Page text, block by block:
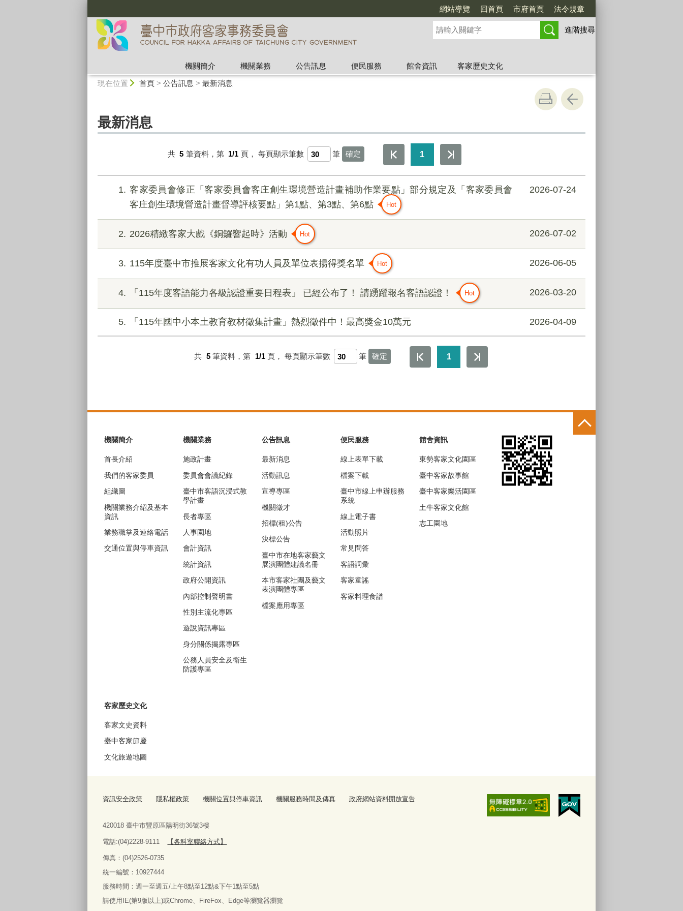
網站導覽 回首頁 市府首頁 法令規章
進階搜尋
機關簡介 機關業務 公告訊息 便民服務 館舍資訊
客家歷史文化
現在位置 首頁> 公告訊息 > 最新消息
最新消息
共 5 筆資料，第 1/1 頁， 每頁顯示筆數 筆 1
1
客家委員會修正「客家委員會客庄創生環境營造計畫補助作業要點」部分規定及「客家委員會
客庄創生環境營造計畫督導評核要點」第1點、第3點、第6點
2026-07-24
2 2026精緻客家大戲《銅鑼響起時》活動 2026-07-02
3 115年度臺中市推展客家文化有功人員及單位表揚得獎名單 2026-06-05
4 「115年度客語能力各級認證重要日程表」 已經公布了！ 請踴躍報名客語認證！ 2026-03-20
5 「115年國中小本土教育教材徵集計畫」熱烈徵件中！最高獎金10萬元 2026-04-09
共 5 筆資料，第 1/1 頁， 每頁顯示筆數 筆 1
機關簡介
首長介紹
我們的客家委員
組織圖
機關業務介紹及基本
資訊
業務職掌及連絡電話
交通位置與停車資訊
機關業務
施政計畫
委員會會議紀錄
臺中市客語沉浸式教
學計畫
長者專區
人事園地
會計資訊
統計資訊
政府公開資訊
內部控制聲明書
性別主流化專區
遊說資訊專區
身分關係揭露專區
公務人員安全及衛生
防護專區
公告訊息
最新消息
活動訊息
宣導專區
機關徵才
招標(租)公告
決標公告
臺中市在地客家藝文
展演團體建議名冊
本市客家社團及藝文
表演團體專區
檔案應用專區
便民服務
線上表單下載
檔案下載
臺中市線上申辦服務
系統
線上電子書
活動照片
常見問答
客語詞彙
客家童謠
客家料理食譜
館舍資訊
東勢客家文化園區
臺中客家故事館
臺中客家樂活園區
土牛客家文化館
志工園地
客家歷史文化
客家文史資料
臺中客家節慶
文化旅遊地圖
資訊安全政策 隱私權政策 機關位置與停車資訊 機關服務時間及傳真 政府網站資料開放宣告
420018 臺中市豐原區陽明街36號3樓
電話:(04)2228-9111 【各科室聯絡方式】
傳真：(04)2526-0735
統一編號：10927444
服務時間：週一至週五/上午8點至12點&下午1點至5點
請使用IE(第9版以上)或Chrome、FireFox、Edge等瀏覽器瀏覽